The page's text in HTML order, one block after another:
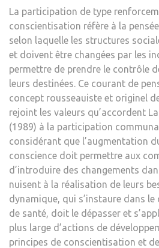
La participation de type
conscientisation réfère à la
selon laquelle les structures
et doivent être changées par les
permettre de prendre le contrôle
leurs destinées. Ce courant de
concept rousseauiste et originel
rejoint les valeurs qu’accordent
(1989) à la participation
considérant que l’augmentation
conscience doit permettre aux
d’introduire des changements
nuisent à la réalisation de leurs
dynamique, qui s’instaure dans le
de santé, doit le dépasser et
plus large d’actions de
principes de conscientisation et